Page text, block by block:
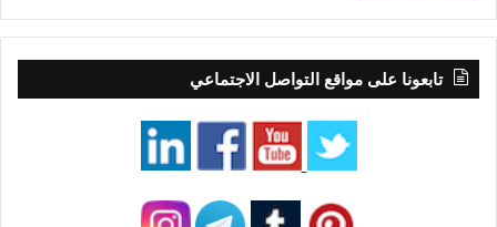
تابعونا على مواقع التواصل الاجتماعي